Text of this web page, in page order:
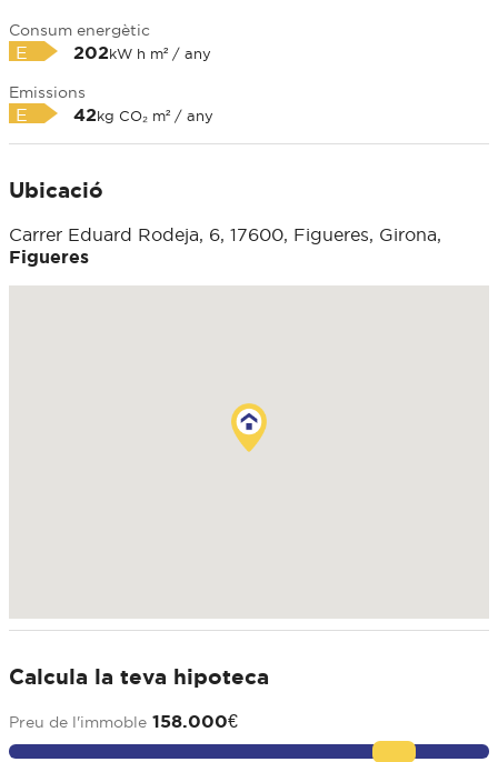
Consum energètic
E 202kW h m² / any
Emissions
E 42kg CO₂ m² / any
Ubicació
Carrer Eduard Rodeja, 6, 17600, Figueres, Girona,
Figueres
Calcula la teva hipoteca
Preu de l'immoble 158.000€